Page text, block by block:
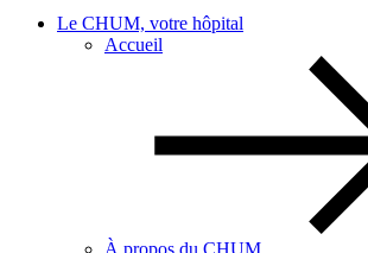
Le CHUM, votre hôpital
Accueil